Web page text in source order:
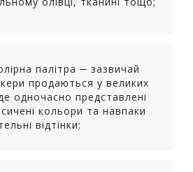
палітра ─ зазвичай
продаються у великих
одночасно представлені
кольори та навпаки
відтінки;